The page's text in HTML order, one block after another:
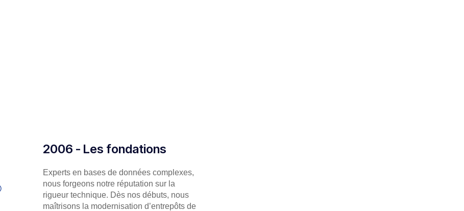
2006 - Les fondations
Experts en bases de données complexes,
nous forgeons notre réputation sur la
rigueur technique. Dès nos débuts, nous
maîtrisons la modernisation d’entrepôts de